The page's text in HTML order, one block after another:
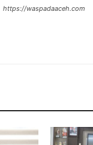
https://waspadaaceh.com